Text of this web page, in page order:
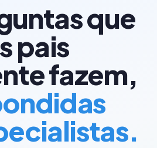
que
pais
fazem,